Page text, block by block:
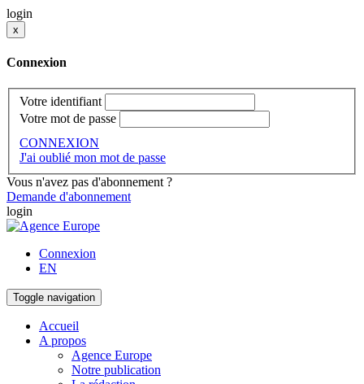
login
x
Connexion
Votre identifiant
Votre mot de passe
CONNEXION
J'ai oublié mon mot de passe
Vous n'avez pas d'abonnement ?
Demande d'abonnement
login
Connexion
EN
Toggle navigation
Accueil
A propos
Agence Europe
Notre publication